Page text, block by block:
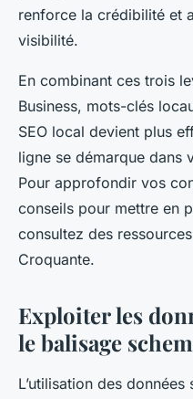
renforce la crédibilité et
visibilité.
En combinant ces trois
Business, mots-clés
SEO local devient plus
ligne se démarque dans
Pour approfondir vos
conseils pour mettre en
consultez des
Croquante.
Exploiter les
le balisage
L’utilisation des